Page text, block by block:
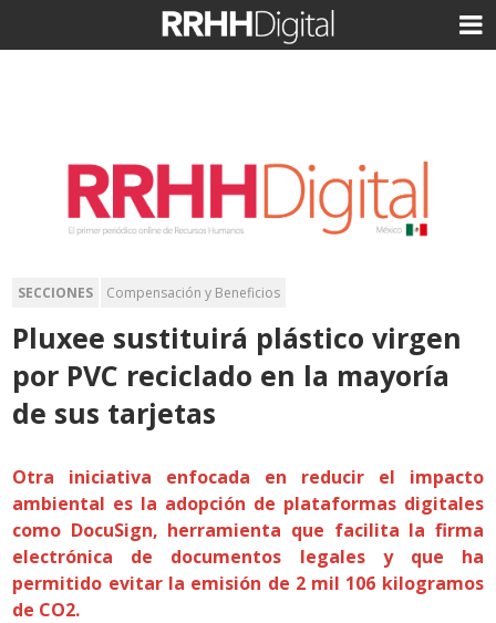
SECCIONES Compensación y Beneficios
Pluxee sustituirá plástico virgen
por PVC reciclado en la mayoría
de sus tarjetas
Otra iniciativa enfocada en reducir el impacto
ambiental es la adopción de plataformas digitales
como DocuSign, herramienta que facilita la firma
electrónica de documentos legales y que ha
permitido evitar la emisión de 2 mil 106 kilogramos
de CO2.